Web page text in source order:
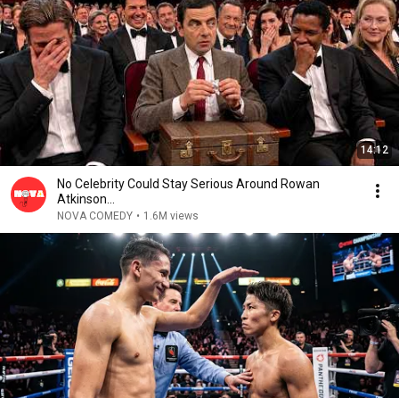
14:12
No Celebrity Could Stay Serious Around Rowan
Atkinson...
NOVA COMEDY • 1.6M views